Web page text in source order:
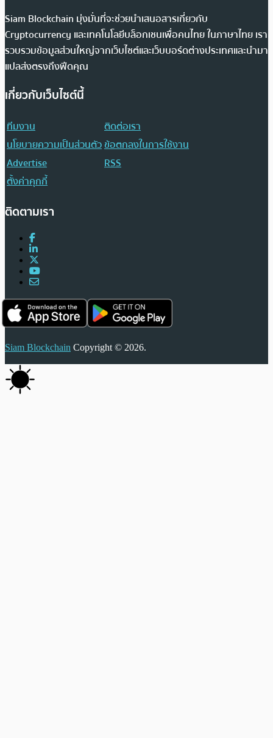
Siam Blockchain มุ่งมั่นที่จะช่วยนำเสนอสารเกี่ยวกับ
Cryptocurrency และเทคโนโลยีบล็อกเชนเพื่อคนไทย ในภาษาไทย เรา
รวบรวมข้อมูลส่วนใหญ่จากเว็บไซต์และเว็บบอร์ดต่างประเทศและนำมา
แปลส่งตรงถึงฟีดคุณ
เกี่ยวกับเว็บไซต์นี้
ทีมงาน
ติดต่อเรา
นโยบายความเป็นส่วนตัวข้อตกลงในการใช้งาน
Advertise
RSS
ตั้งค่าคุกกี้
ติดตามเรา
Siam Blockchain Copyright © 2026.